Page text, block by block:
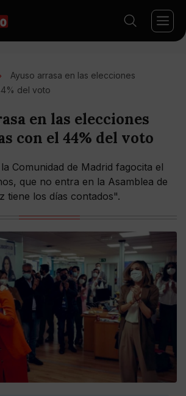
Ayuso arrasa en las elecciones
del voto
en las elecciones
con el 44% del voto
Comunidad de Madrid fagocita el
que no entra en la Asamblea de
tiene los días contados".